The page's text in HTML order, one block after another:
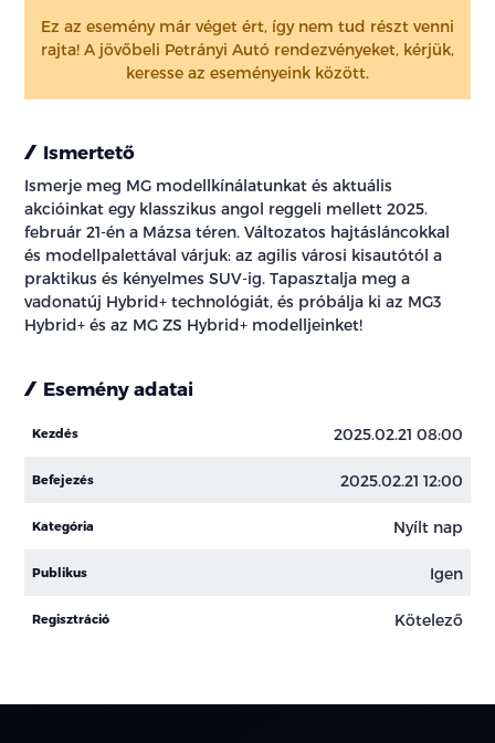
Ez az esemény már véget ért, így nem tud részt venni
rajta! A jövőbeli Petrányi Autó rendezvényeket, kérjük,
keresse az eseményeink között.
Ismertető
Ismerje meg MG modellkínálatunkat és aktuális
akcióinkat egy klasszikus angol reggeli mellett 2025.
február 21-én a Mázsa téren. Változatos hajtásláncokkal
és modellpalettával várjuk: az agilis városi kisautótól a
praktikus és kényelmes SUV-ig. Tapasztalja meg a
vadonatúj Hybrid+ technológiát, és próbálja ki az MG3
Hybrid+ és az MG ZS Hybrid+ modelljeinket!
Esemény adatai
Kezdés 2025.02.21 08:00
Befejezés 2025.02.21 12:00
Kategória Nyílt nap
Publikus Igen
Regisztráció Kötelező